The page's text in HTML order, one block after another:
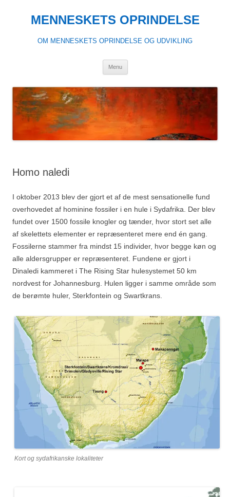
indholdMENNESKETS OPRINDELSE
OM MENNESKETS OPRINDELSE OG UDVIKLING
Menu
Homo naledi
I oktober 2013 blev der gjort et af de mest sensationelle fund
overhovedet af hominine fossiler i en hule i Sydafrika. Der blev
fundet over 1500 fossile knogler og tænder, hvor stort set alle
af skelettets elementer er repræsenteret mere end én gang.
Fossilerne stammer fra mindst 15 individer, hvor begge køn og
alle aldersgrupper er repræsenteret. Fundene er gjort i
Dinaledi kammeret i The Rising Star hulesystemet 50 km
nordvest for Johannesburg. Hulen ligger i samme område som
de berømte huler, Sterkfontein og Swartkrans.
Kort og sydafrikanske lokaliteter